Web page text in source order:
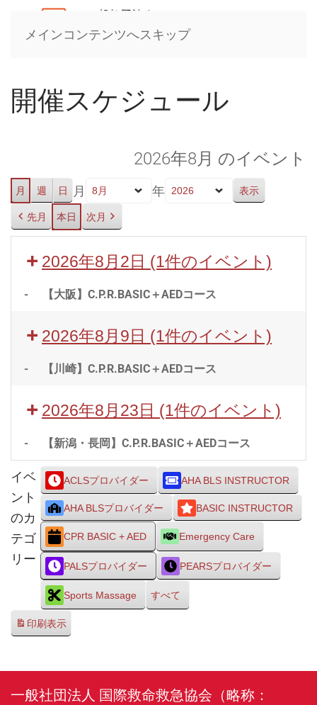
メインコンテンツへスキップ
開催スケジュール
2026年8月 のイベント
月 週 日 月 年
先月 本日 次月
2026年8月2日 (1件のイベント)
- 【大阪】C.P.R.BASIC＋AEDコース
2026年8月9日 (1件のイベント)
- 【川崎】C.P.R.BASIC＋AEDコース
2026年8月23日 (1件のイベント)
- 【新潟・長岡】C.P.R.BASIC＋AEDコース
イベ
ント
のカ
テゴ
リー
ACLSプロバイダー AHA BLS INSTRUCTOR
AHA BLSプロバイダー BASIC INSTRUCTOR
CPR BASIC + AED Emergency Care
PALSプロバイダー PEARSプロバイダー
Sports Massage すべて
印刷表示
一般社団法人 国際救命救急協会（略称：